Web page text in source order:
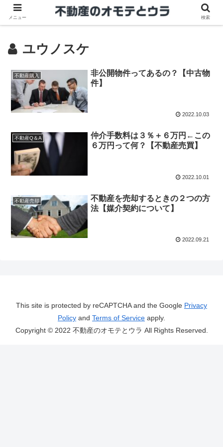
ユウノスケ
不動産購入
非公開物件ってあるの？【中古物
件】
2022.10.03
不動産Q＆A
仲介手数料は３％＋６万円←この
６万円って何？【不動産売買】
2022.10.01
不動産売却
不動産を売却するときの２つの方
法【媒介契約について】
2022.09.21
This site is protected by reCAPTCHA and the Google Privacy
Policy and Terms of Service apply.
Copyright © 2022 不動産のオモテとウラ All Rights Reserved.
メニュー 検索